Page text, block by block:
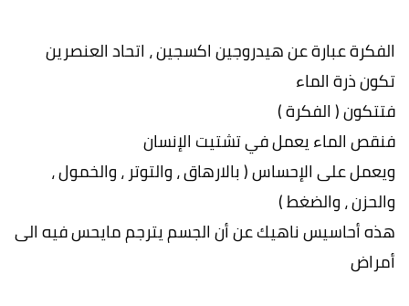
الفكرة عبارة عن هيدروجين اكسجين ، اتحاد العنصرين
تكون ذرة الماء
فتتكون ( الفكرة )
فنقص الماء يعمل في تشتيت الإنسان
ويعمل على الإحساس ( بالارهاق ، والتوتر ، والخمول ،
والحزن ، والضغط )
هذه أحاسيس ناهيك عن أن الجسم يترجم مايحس فيه الى
أمراض